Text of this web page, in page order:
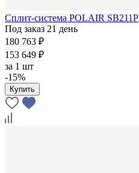
Сплит-система POLAIR SB211P
Под заказ 21 день
180 763 ₽
153 649 ₽
за 1 шт
-15%
Купить